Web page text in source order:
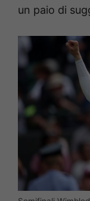
un paio di